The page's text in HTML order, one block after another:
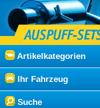
Artikelkategorien
Ihr Fahrzeug
Suche